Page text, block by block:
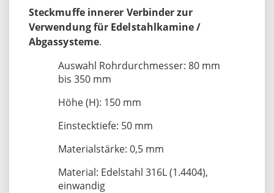
Steckmuffe innerer Verbinder zur
Verwendung für Edelstahlkamine /
Abgassysteme.
Auswahl Rohrdurchmesser: 80 mm
bis 350 mm
Höhe (H): 150 mm
Einstecktiefe: 50 mm
Materialstärke: 0,5 mm
Material: Edelstahl 316L (1.4404),
einwandig